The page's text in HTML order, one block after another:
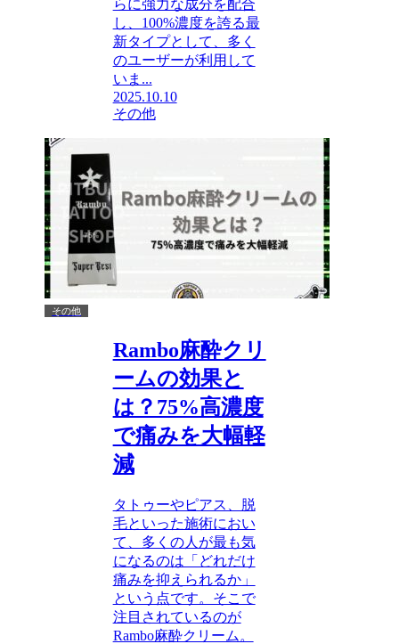
らに強力な成分を配合
し、100%濃度を誇る最
新タイプとして、多く
のユーザーが利用して
いま...
2025.10.10
その他
その他
Rambo麻酔クリ
ームの効果と
は？75%高濃度
で痛みを大幅軽
減
タトゥーやピアス、脱
毛といった施術におい
て、多くの人が最も気
になるのは「どれだけ
痛みを抑えられるか」
という点です。そこで
注目されているのが
Rambo麻酔クリーム。